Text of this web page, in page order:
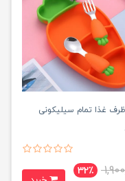
غذا تمام سیلیکونی
32٪